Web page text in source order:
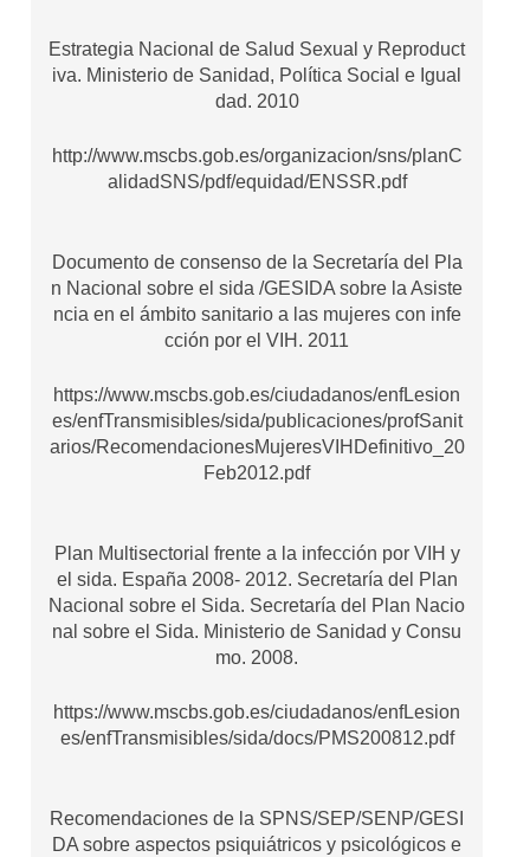
Estrategia Nacional de Salud Sexual y Reproduct
iva. Ministerio de Sanidad, Política Social e Igual
dad. 2010
http://www.mscbs.gob.es/organizacion/sns/planC
alidadSNS/pdf/equidad/ENSSR.pdf
Documento de consenso de la Secretaría del Pla
n Nacional sobre el sida /GESIDA sobre la Asiste
ncia en el ámbito sanitario a las mujeres con infe
cción por el VIH. 2011
https://www.mscbs.gob.es/ciudadanos/enfLesion
es/enfTransmisibles/sida/publicaciones/profSanit
arios/RecomendacionesMujeresVIHDefinitivo_20
Feb2012.pdf
Plan Multisectorial frente a la infección por VIH y
el sida. España 2008- 2012. Secretaría del Plan
Nacional sobre el Sida. Secretaría del Plan Nacio
nal sobre el Sida. Ministerio de Sanidad y Consu
mo. 2008.
https://www.mscbs.gob.es/ciudadanos/enfLesion
es/enfTransmisibles/sida/docs/PMS200812.pdf
Recomendaciones de la SPNS/SEP/SENP/GESI
DA sobre aspectos psiquiátricos y psicológicos e